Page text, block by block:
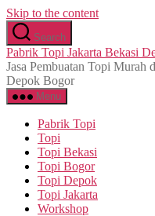
Skip to the content
Search
Pabrik Topi Jakarta Bekasi
Jasa Pembuatan Topi Murah
Depok Bogor
Menu
Pabrik Topi
Topi
Topi Bekasi
Topi Bogor
Topi Depok
Topi Jakarta
Workshop